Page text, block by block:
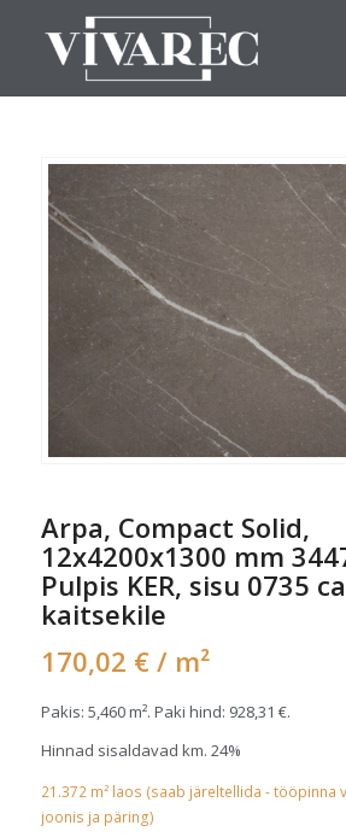
Arpa, Compact Solid,
12x4200x1300 mm
Pulpis KER, sisu 0735
kaitsekile
170,02 € / m²
Pakis: 5,460 m². Paki hind: 928,31 €.
Hinnad sisaldavad km. 24%
21.372 m²laos (saab järeltellida - tööpinna
joonis ja päring)